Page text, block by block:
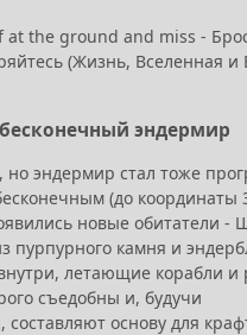
at the ground and miss -
(Жизнь, Вселенная и
эндермир
но эндермир стал тоже
(до координаты
новые обитатели -
пурпурного камня и
летающие корабли и
съедобны и, будучи
основу для